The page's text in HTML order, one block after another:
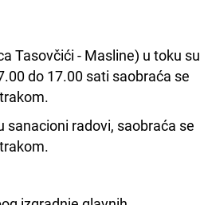
Tasovčići - Masline) u toku su
do 17.00 sati saobraća se
sanacioni radovi, saobraća se